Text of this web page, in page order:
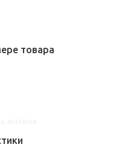
товара